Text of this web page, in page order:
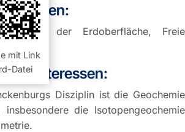
mit Link
Datei
der Erdoberfläche, Freie
Interessen:
Disziplin ist die Geochemie
die Isotopengeochemie